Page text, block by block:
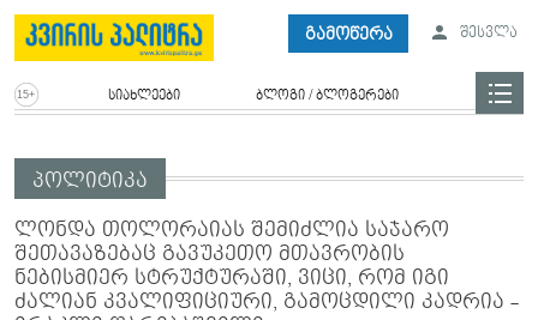
გამოწერა შესვლა
სიახლეები ბლოგი / ბლოგერები
პოლიტიკა
ლონდა თოლორაიას შემიძლია საჯარო
შეთავაზებაც გავუკეთო მთავრობის
ნებისმიერ სტრუქტურაში, ვიცი, რომ იგი
ძალიან კვალიფიციური, გამოცდილი კადრია -